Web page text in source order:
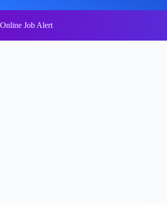
to
content
Online Job Alert